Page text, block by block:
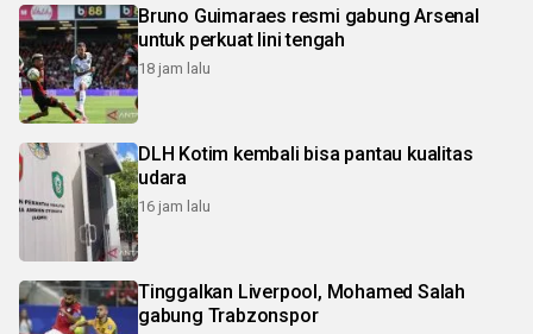
Bruno Guimaraes resmi gabung Arsenal
untuk perkuat lini tengah
18 jam lalu
DLH Kotim kembali bisa pantau kualitas
udara
16 jam lalu
Tinggalkan Liverpool, Mohamed Salah
gabung Trabzonspor